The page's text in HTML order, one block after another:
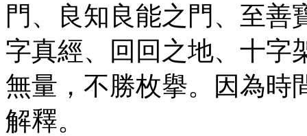
門、良知良能之門、至善
字真經、回回之地、十字
無量，不勝枚擧。因為時
解釋。